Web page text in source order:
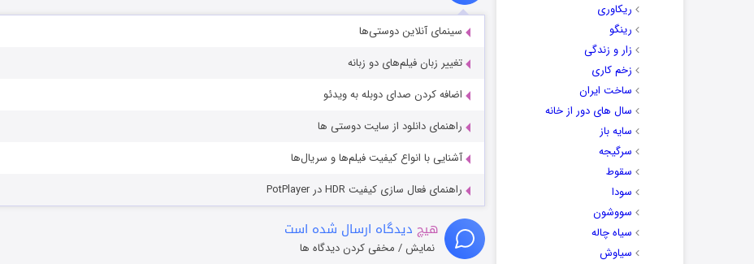
ریکاوری
رینگو
زار و زندگی
زخم کاری
ساخت ایران
سال های دور از خانه
سایه باز
سرگیجه
سقوط
سودا
سووشون
سیاه چاله
سیاوش
سینمای آنلاین دوستی‌ها
تغییر زبان فیلم‌های دو زبانه
اضافه کردن صدای دوبله به ویدئو
راهنمای دانلود از سایت دوستی ها
آشنایی با انواع کیفیت فیلم‌ها و سریال‌ها
راهنمای فعال سازی کیفیت HDR در PotPlayer
هیچ دیدگاه ارسال شده است
نمایش / مخفی کردن دیدگاه ها